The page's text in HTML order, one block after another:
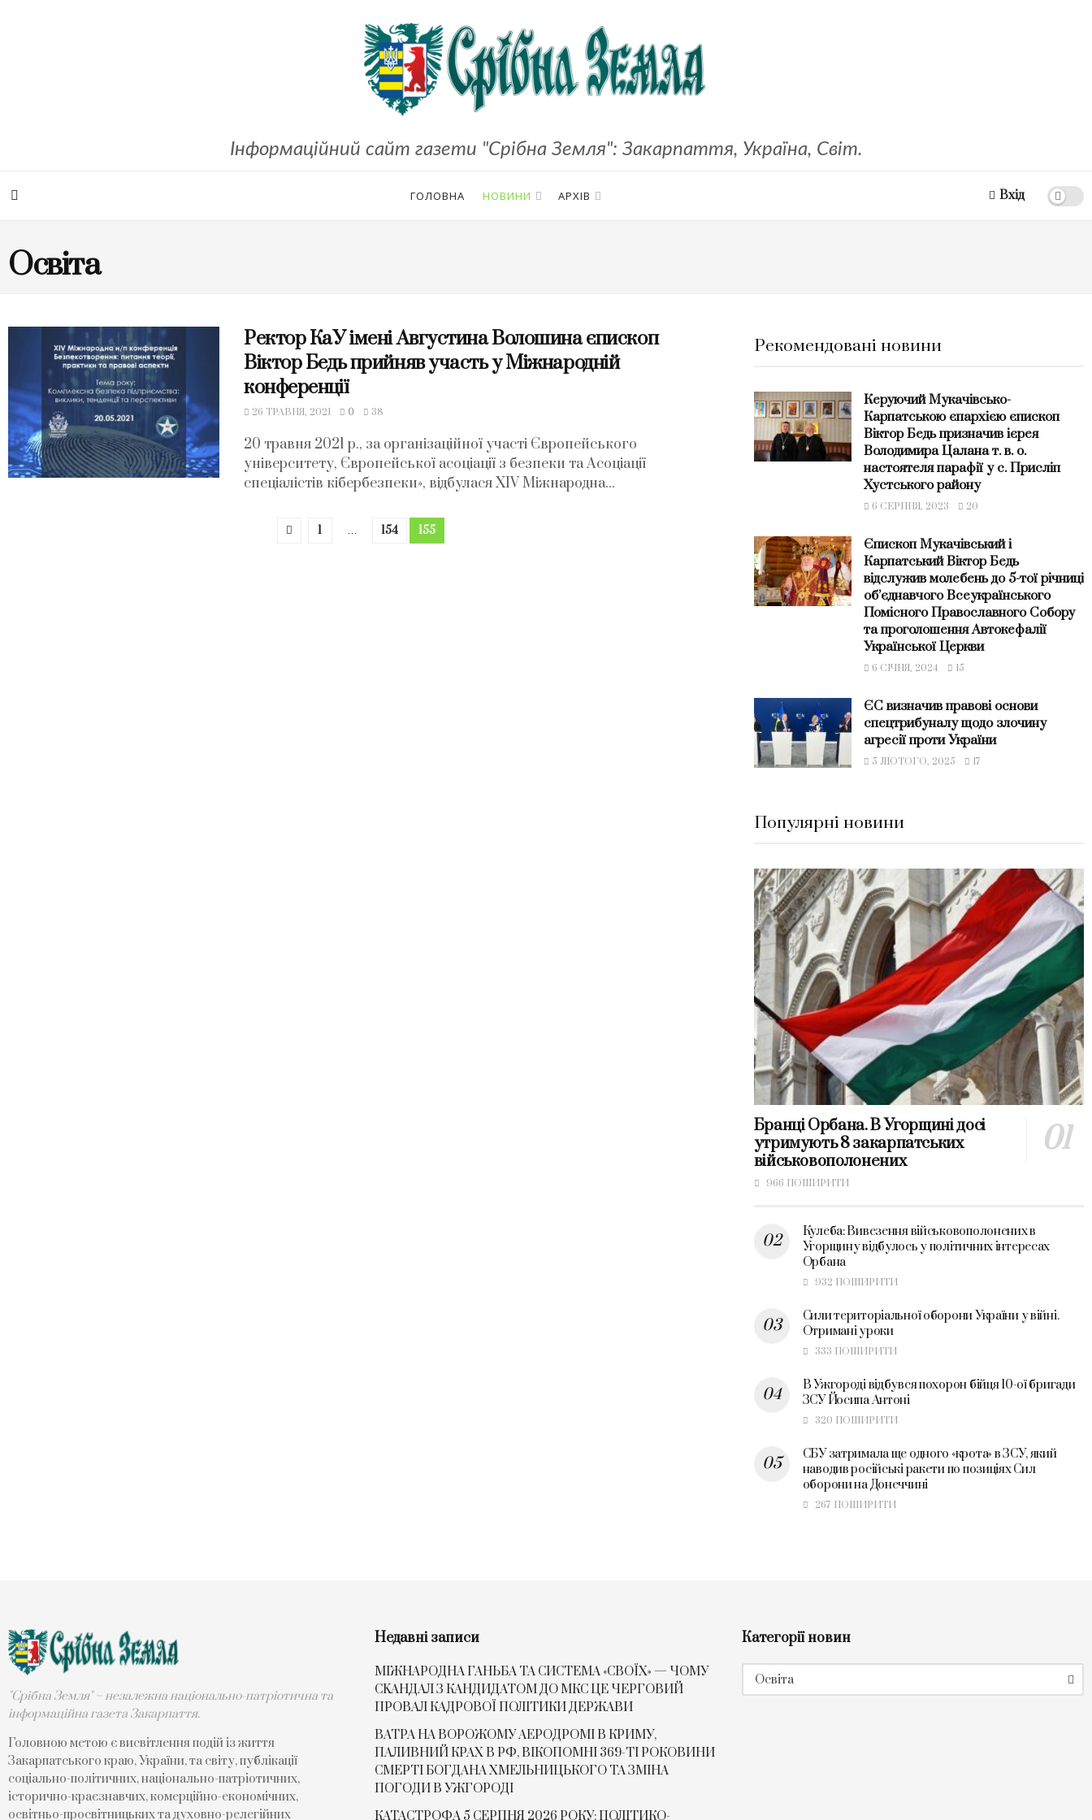
Інформаційний сайт газети "Срібна Земля": Закарпаття, Україна, Світ.
ГОЛОВНА НОВИНИ АРХІВ Вхід
Освіта
Ректор КаУ імені Августина Волошина єпископ
Віктор Бедь прийняв участь у Міжнародній
конференції
26 ТРАВНЯ, 2021 0 38
20 травня 2021 р., за організаційної участі Європейського
університету, Європейської асоціації з безпеки та Асоціації
спеціалістів кібербезпеки», відбулася ХІV Міжнародна...
1 … 154 155
Рекомендовані новини
Керуючий Мукачівсько-
Карпатською єпархією єпископ
Віктор Бедь призначив ієрея
Володимира Цалана т. в. о.
настоятеля парафії у с. Присліп
Хустського району
6 СЕРПНЯ, 2023 20
Єпископ Мукачівський і
Карпатський Віктор Бедь
відслужив молебень до 5-тої річниці
об’єднавчого Всеукраїнського
Помісного Православного Собору
та проголошення Автокефалії
Української Церкви
6 СІЧНЯ, 2024 15
ЄС визначив правові основи
спецтрибуналу щодо злочину
агресії проти України
5 ЛЮТОГО, 2025 17
Популярні новини
Бранці Орбана. В Угорщині досі
утримують 8 закарпатських
військовополонених
966 ПОШИРИТИ
Кулеба: Вивезення військовополонених в
Угорщину відбулось у політичних інтересах
Орбана
932 ПОШИРИТИ
Сили територіальної оборони України у війні.
Отримані уроки
333 ПОШИРИТИ
В Ужгороді відбувся похорон бійця 10-ої бригади
ЗСУ Йосипа Антоні
320 ПОШИРИТИ
СБУ затримала ще одного «крота» в ЗСУ, який
наводив російські ракети по позиціях Сил
оборони на Донеччині
267 ПОШИРИТИ
"Срібна Земля" – незалежна національно-патріотична та
інформаційна газета Закарпаття.
Головною метою є висвітлення подій із життя
Закарпатського краю, України, та світу, публікації
соціально-політичних, національно-патріотичних,
історично-краєзнавчих, комерційно-економічних,
освітньо-просвітницьких та духовно-релегійних
Недавні записи
МІЖНАРОДНА ГАНЬБА ТА СИСТЕМА «СВОЇХ» — ЧОМУ
СKАНДАЛ З КАНДИДАТОМ ДО МКС ЦЕ ЧЕРГОВИЙ
ПРОВАЛ КАДРОВОЇ ПОЛІТИКИ ДЕРЖАВИ
ВАТРА НА ВОРОЖОМУ АЕРОДРОМІ В КРИМУ,
ПАЛИВНИЙ КРАХ В РФ, ВІКОПОМНІ 369-ТІ РОКОВИНИ
СМЕРТІ БОГДАНА ХМЕЛЬНИЦЬКОГО ТА ЗМІНА
ПОГОДИ В УЖГОРОДІ
КАТАСТРОФА 5 СЕРПНЯ 2026 РОКУ: ПОЛІТИКО-
Категорії новин
Категорії
новин
Освіта